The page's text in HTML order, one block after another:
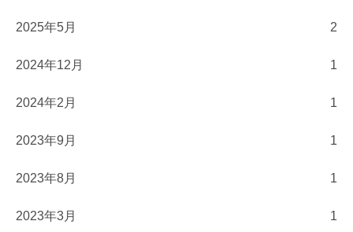
2025年5月 2
2024年12月 1
2024年2月 1
2023年9月 1
2023年8月 1
2023年3月 1